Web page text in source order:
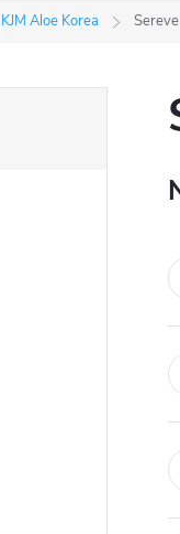
KJM Aloe Korea